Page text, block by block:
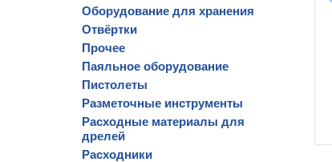
Оборудование для хранения
Отвёртки
Прочее
Паяльное оборудование
Пистолеты
Разметочные инструменты
Расходные материалы для
дрелей
Расходники